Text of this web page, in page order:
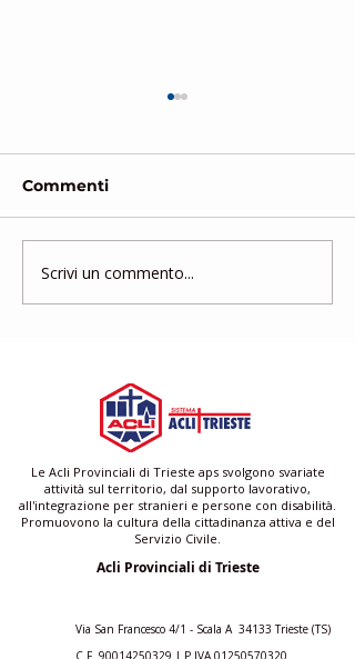
Gruppo di Mutuo
Aiuto
Commenti
Scrivi un commento...
Le Acli Provinciali di Trieste aps svolgono svariate
attività sul territorio, dal supporto lavorativo,
all'integrazione per stranieri e persone con disabilità.
Promuovono la cultura della cittadinanza attiva e del
Servizio Civile.
Acli Provinciali di Trieste
Via San Francesco 4/1 - Scala A 34133 Trieste (TS)